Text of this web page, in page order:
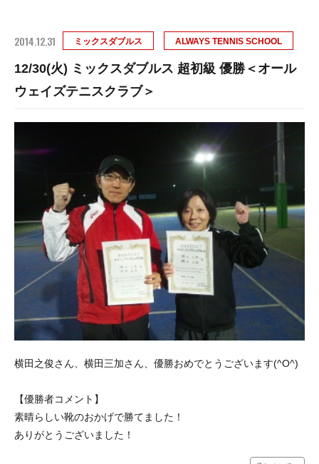
2014.12.31 ミックスダブルス ALWAYS TENNIS SCHOOL
12/30(火) ミックスダブルス 超初級 優勝＜オール
ウェイズテニスクラブ＞
横田之俊さん、横田三加さん、優勝おめでとうございます(^O^)
【優勝者コメント】
素晴らしい靴のおかげで勝てました！
ありがとうございました！